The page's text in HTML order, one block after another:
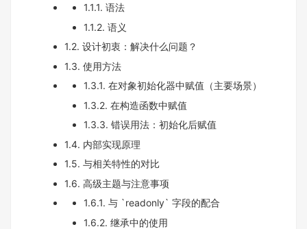
1.1.1. 语法
1.1.2. 语义
1.2. 设计初衷：解决什么问题？
1.3. 使用方法
1.3.1. 在对象初始化器中赋值（主要场景）
1.3.2. 在构造函数中赋值
1.3.3. 错误用法：初始化后赋值
1.4. 内部实现原理
1.5. 与相关特性的对比
1.6. 高级主题与注意事项
1.6.1. 与 `readonly` 字段的配合
1.6.2. 继承中的使用